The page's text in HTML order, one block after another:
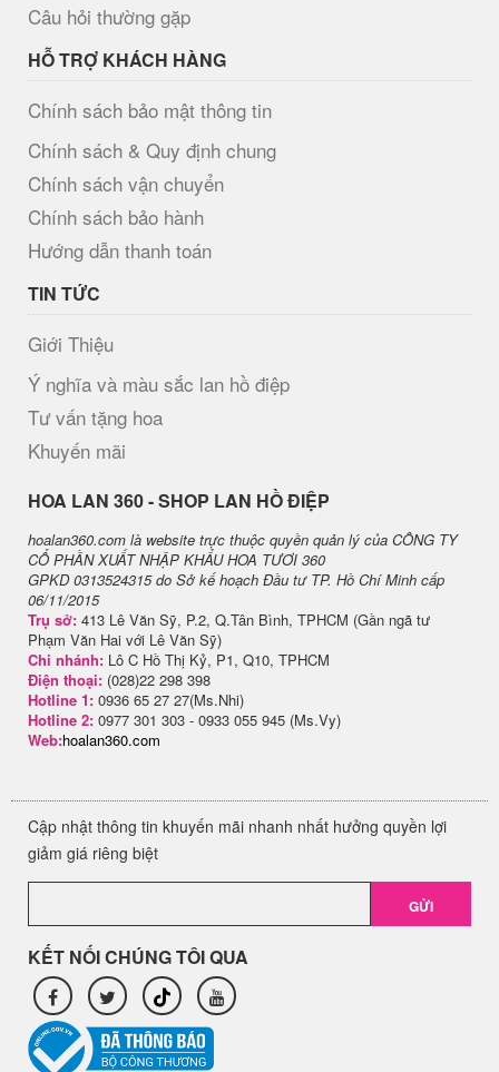
Câu hỏi thường gặp
HỖ TRỢ KHÁCH HÀNG
Chính sách bảo mật thông tin
Chính sách & Quy định chung
Chính sách vận chuyển
Chính sách bảo hành
Hướng dẫn thanh toán
TIN TỨC
Giới Thiệu
Ý nghĩa và màu sắc lan hồ điệp
Tư vấn tặng hoa
Khuyến mãi
H​OA LAN 360 - SHOP LAN HỒ ĐIỆP
hoalan360.com là website trực thuộc quyền quản lý của CÔNG TY
CỔ PHẦN XUẤT NHẬP KHẨU HOA TƯƠI 360
GPKD 0313524315 do Sở kế hoạch Đầu tư TP. Hồ Chí Minh cấp
06/11/2015
Trụ sở: 413 Lê Văn Sỹ, P.2, Q.Tân Bình, TPHCM (Gần ngã tư
Phạm Văn Hai với Lê Văn Sỹ)
Chi nhánh: Lô C Hồ Thị Kỷ, P1, Q10, TPHCM
Điện thoại: (028)22 298 398
Hotline 1: 0936 65 27 27(Ms.Nhi)
Hotline 2: 0977 301 303 - 0933 055 945 (Ms.Vy)
Web:hoalan360.com
Cập nhật thông tin khuyến mãi nhanh nhất hưởng quyền lợi
giảm giá riêng biệt
GỬI
KẾT NỐI CHÚNG TÔI QUA